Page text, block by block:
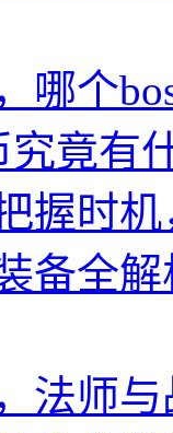
哪个
竟有
握时
备全
法师